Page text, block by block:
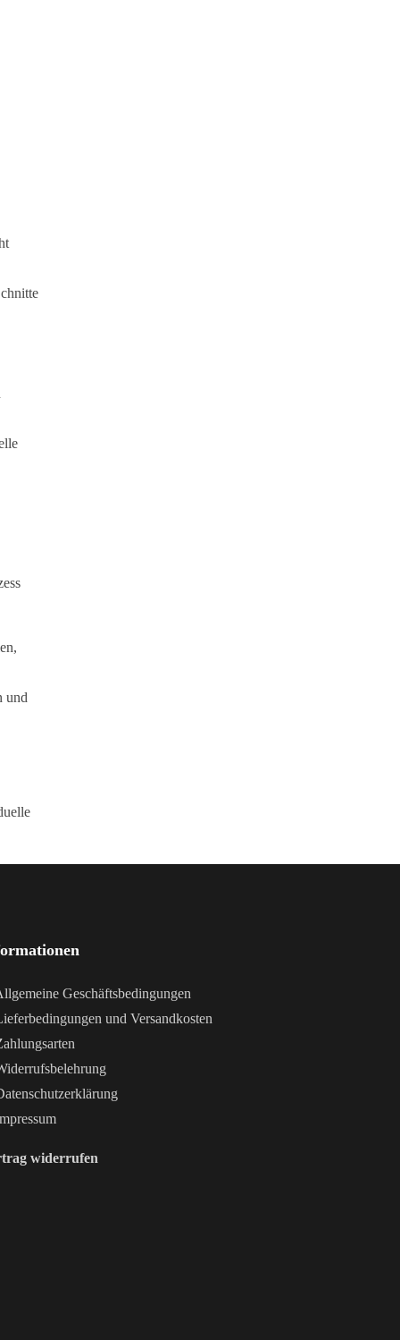
und
Geschäftsbedingungen
und Versandkosten
widerrufen